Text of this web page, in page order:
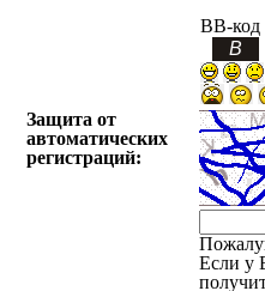
BB-код
Защита от
автоматических
регистраций:
Если у